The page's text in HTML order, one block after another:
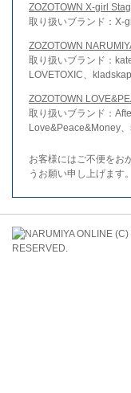
ZOZOTOWN X-girl
取り扱いブランド：X-
ZOZOTOWN
取り扱いブランド：
LOVETOXIC、
ZOZOTOWN
取り扱いブランド：
Love&Peace&Money
お客様にはご不便をお
うお願い申し上げます。